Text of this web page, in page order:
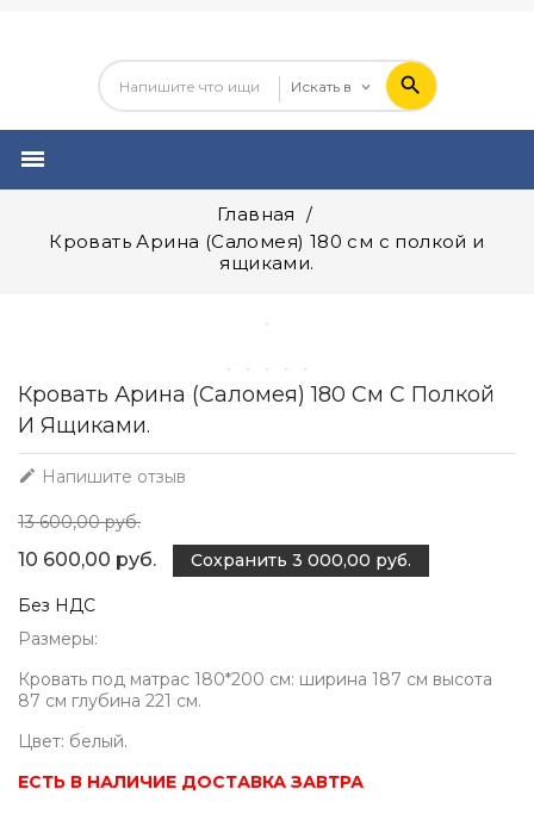

Главная
Кровать Арина (Саломея) 180 см с полкой и
ящиками.
Кровать Арина (Саломея) 180 См С Полкой
И Ящиками.
 Напишите отзыв
13 600,00 руб.
10 600,00 руб. Сохранить 3 000,00 руб.
Без НДС
Размеры:
Кровать под матрас 180*200 см: ширина 187 см высота
87 см глубина 221 см.
Цвет: белый.
ЕСТЬ В НАЛИЧИЕ ДОСТАВКА ЗАВТРА